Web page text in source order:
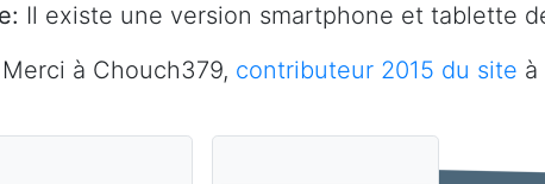
Il existe une version smartphone et tablette
Merci à Chouch379, contributeur 2015 du site